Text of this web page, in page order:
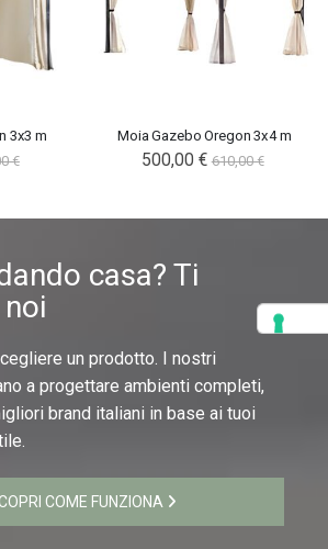
3x3 m
€
Moia Gazebo Oregon 3x4 m
Special
Price
500,00 € 610,00 €
casa? Ti
un prodotto. I nostri
a progettare ambienti completi,
brand italiani in base ai tuoi
COME FUNZIONA